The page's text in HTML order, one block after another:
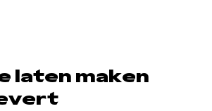
laten maken